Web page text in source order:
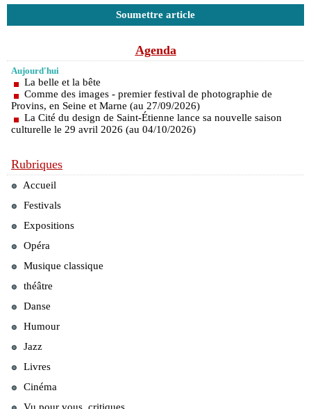
Soumettre article
Agenda
Aujourd'hui
La belle et la bête
Comme des images - premier festival de photographie de
Provins, en Seine et Marne (au 27/09/2026)
La Cité du design de Saint-Étienne lance sa nouvelle saison
culturelle le 29 avril 2026 (au 04/10/2026)
Rubriques
Accueil
Festivals
Expositions
Opéra
Musique classique
théâtre
Danse
Humour
Jazz
Livres
Cinéma